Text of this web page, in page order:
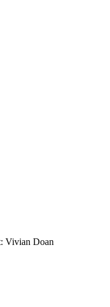
Vivian Doan